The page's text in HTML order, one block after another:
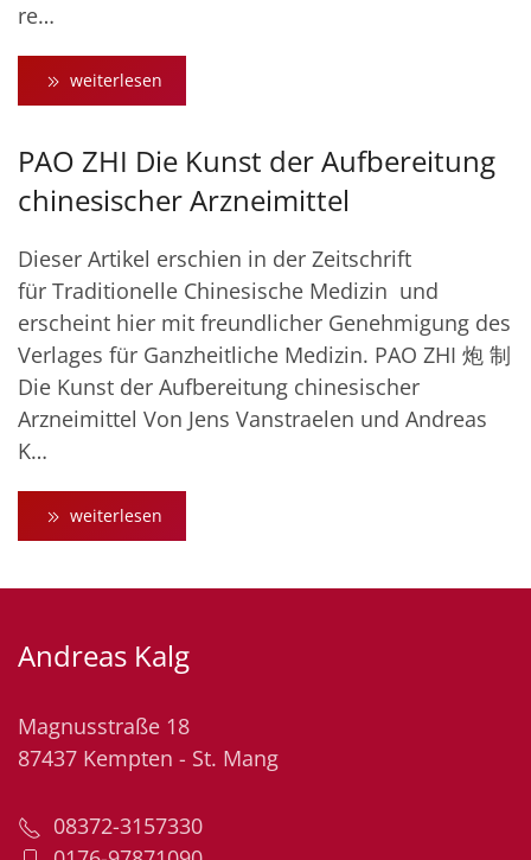
re…
weiterlesen
PAO ZHI Die Kunst der Aufbereitung
chinesischer Arzneimittel
Dieser Artikel erschien in der Zeitschrift
für Traditionelle Chinesische Medizin und
erscheint hier mit freundlicher Genehmigung des
Verlages für Ganzheitliche Medizin. PAO ZHI 炮 制
Die Kunst der Aufbereitung chinesischer
Arzneimittel Von Jens Vanstraelen und Andreas
K…
weiterlesen
Andreas Kalg
Magnusstraße 18
87437 Kempten - St. Mang
08372-3157330